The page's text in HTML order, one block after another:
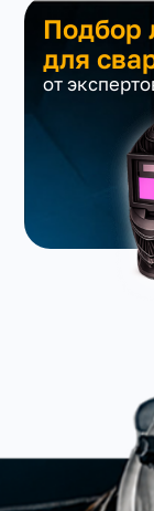
Подбор
для
от